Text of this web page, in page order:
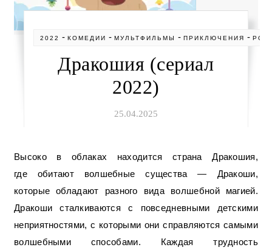
2022 -КОМЕДИИ -МУЛЬТФИЛЬМЫ -ПРИКЛЮЧЕНИЯ -
Дракошия (сериал
2022)
25.04.2025
Высоко в облаках находится страна Дракошия,
где обитают волшебные существа — Дракоши,
которые обладают разного вида волшебной магией.
Дракоши сталкиваются с повседневными детскими
неприятностями, с которыми они справляются самыми
волшебными способами. Каждая трудность